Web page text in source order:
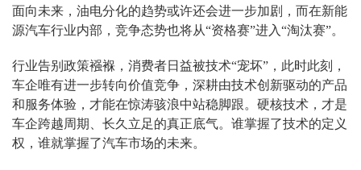
面向未来，油电分化的趋势或许还会进一步加剧，而在新能
源汽车行业内部，竞争态势也将从“资格赛”进入“淘汰赛”。
行业告别政策襁褓，消费者日益被技术“宠坏”，此时此刻，
车企唯有进一步转向价值竞争，深耕由技术创新驱动的产品
和服务体验，才能在惊涛骇浪中站稳脚跟。硬核技术，才是
车企跨越周期、长久立足的真正底气。谁掌握了技术的定义
权，谁就掌握了汽车市场的未来。